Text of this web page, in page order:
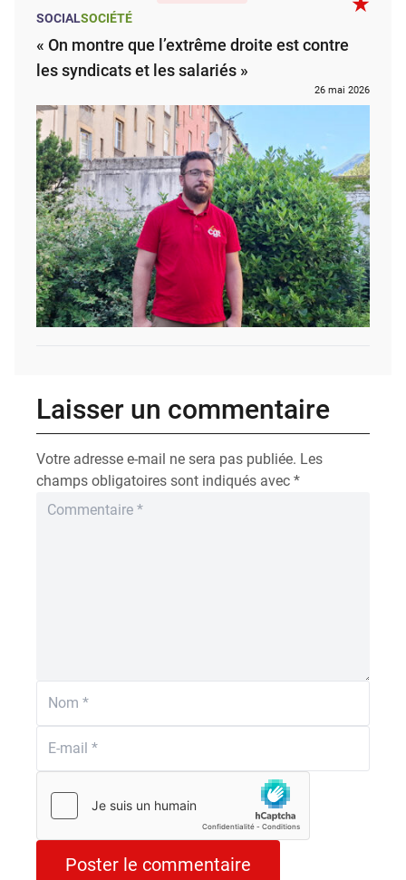
SOCIALSOCIÉTÉ
« On montre que l’extrême droite est contre
les syndicats et les salariés »
26 mai 2026
Laisser un commentaire
Votre adresse e-mail ne sera pas publiée. Les
champs obligatoires sont indiqués avec *